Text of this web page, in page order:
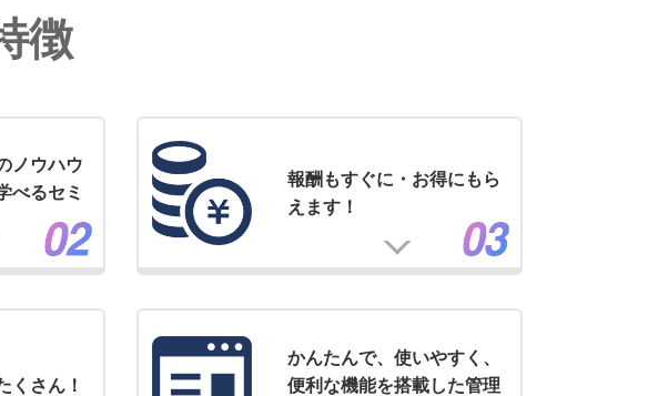
徴
ノウハウ
べるセミ
報酬もすぐに・お得にもら
えます！
くさん！
かんたんで、使いやすく、
便利な機能を搭載した管理